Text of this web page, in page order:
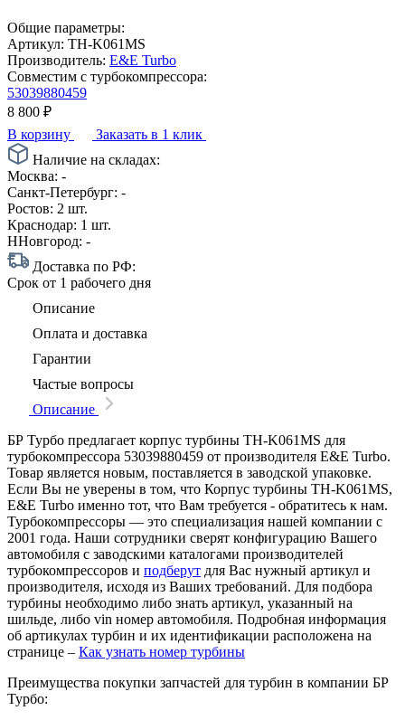
Общие параметры:
Артикул: TH-K061MS
Производитель: E&E Turbo
Совместим с турбокомпрессора:
53039880459
8 800 ₽
В корзину
Заказать в 1 клик
Наличие на складах:
Москва: -
Санкт-Петербург: -
Ростов: 2 шт.
Краснодар: 1 шт.
ННовгород: -
Доставка по РФ:
Срок от 1 рабочего дня
Описание
Оплата и доставка
Гарантии
Частые вопросы
Описание
БР Турбо предлагает корпус турбины TH-K061MS для
турбокомпрессора 53039880459 от производителя E&E Turbo.
Товар является новым, поставляется в заводской упаковке.
Если Вы не уверены в том, что Корпус турбины TH-K061MS,
E&E Turbo именно тот, что Вам требуется - обратитесь к нам.
Турбокомпрессоры — это специализация нашей компании с
2001 года. Наши сотрудники сверят конфигурацию Вашего
автомобиля с заводскими каталогами производителей
турбокомпрессоров и подберут для Вас нужный артикул и
производителя, исходя из Ваших требований. Для подбора
турбины необходимо либо знать артикул, указанный на
шильде, либо vin номер автомобиля. Подробная информация
об артикулах турбин и их идентификации расположена на
странице – Как узнать номер турбины
Преимущества покупки запчастей для турбин в компании БР
Турбо: